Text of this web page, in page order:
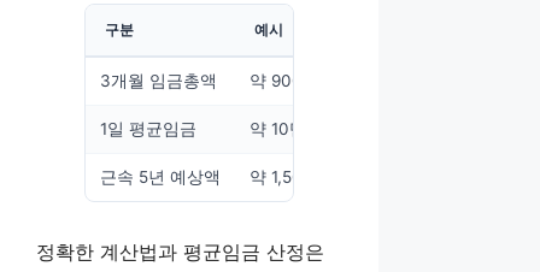
구분 예시
3개월 임금총액 약 900만 원(월 300만 원)
1일 평균임금 약 10만 원
근속 5년 예상액 약 1,500만 원(10만×30일×5)
정확한 계산법과 평균임금 산정은